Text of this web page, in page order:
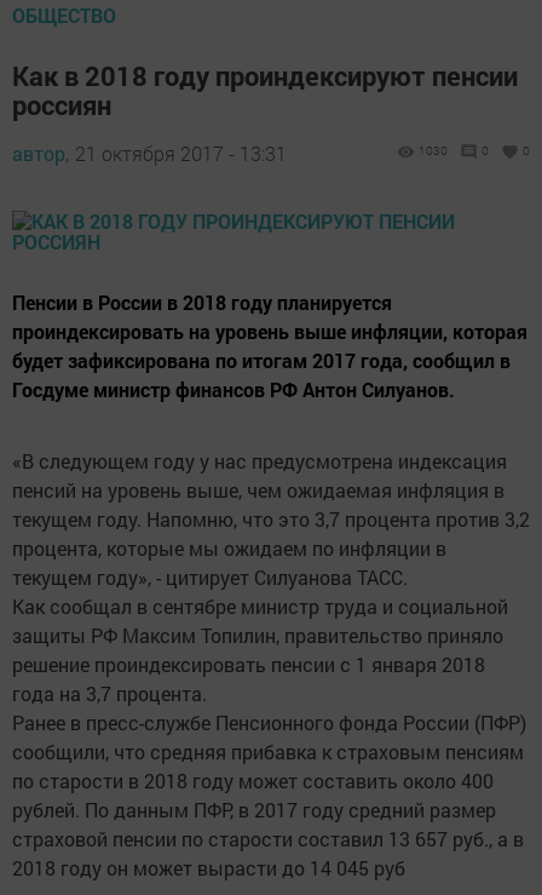
ОБЩЕСТВО
Как в 2018 году проиндексируют пенсии
россиян
автор, 21 октября 2017 - 13:31 1030 0 0
Пенсии в России в 2018 году планируется
проиндексировать на уровень выше инфляции, которая
будет зафиксирована по итогам 2017 года, сообщил в
Госдуме министр финансов РФ Антон Силуанов.
«В следующем году у нас предусмотрена индексация
пенсий на уровень выше, чем ожидаемая инфляция в
текущем году. Напомню, что это 3,7 процента против 3,2
процента, которые мы ожидаем по инфляции в
текущем году», - цитирует Силуанова ТАСС.
Как сообщал в сентябре министр труда и социальной
защиты РФ Максим Топилин, правительство приняло
решение проиндексировать пенсии с 1 января 2018
года на 3,7 процента.
Ранее в пресс-службе Пенсионного фонда России (ПФР)
сообщили, что средняя прибавка к страховым пенсиям
по старости в 2018 году может составить около 400
рублей. По данным ПФР, в 2017 году средний размер
страховой пенсии по старости составил 13 657 руб., а в
2018 году он может вырасти до 14 045 руб